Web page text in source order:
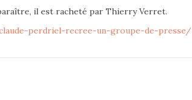
il est racheté par Thierry Verret.
perdriel-recree-un-groupe-de-presse/